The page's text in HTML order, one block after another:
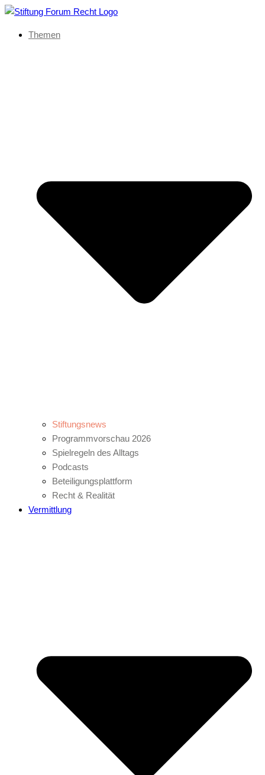
Themen
Stiftungsnews
Programmvorschau 2026
Spielregeln des Alltags
Podcasts
Beteiligungsplattform
Recht & Realität
Vermittlung